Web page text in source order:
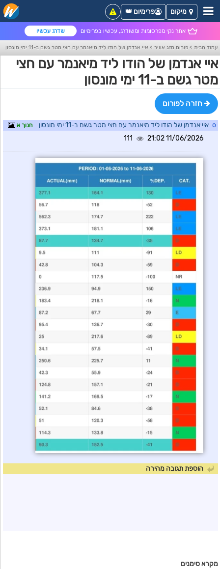
אתר נקי מפרסומות ומשודרג, עכשיו בפרימיום שדרג עכשיו
מיקום פרימיום 👑
עמוד הבית > פורום מזג אוויר > איי אנדמן של הודו ליד מיאנמר עם חצי מטר גשם ב-11 ימי מונסון
איי אנדמן של הודו ליד מיאנמר עם חצי
מטר גשם ב-11 ימי מונסון
חזרה לפורום
o איי אנדמן של הודו ליד מיאנמר עם חצי מטר גשם ב-11 ימי מונסון חנוך א
11/06/2026 21:02
111
הוספת תגובה מהירה
מקרא סימנים